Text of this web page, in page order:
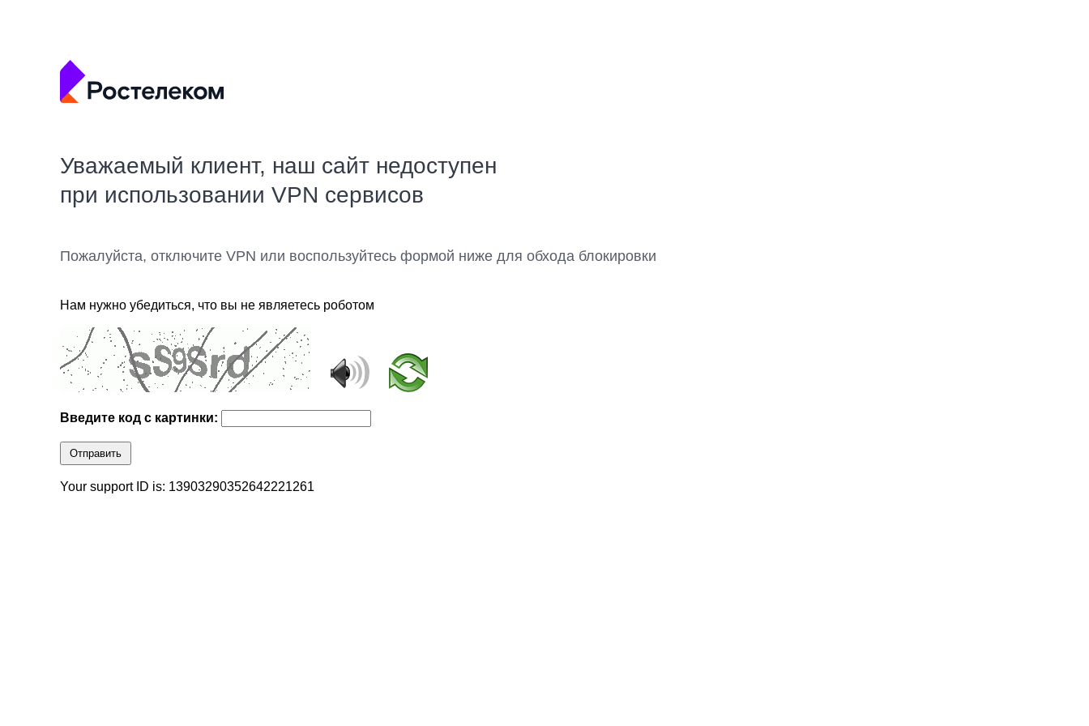
Уважаемый клиент, наш сайт недоступен
при использовании VPN сервисов
Пожалуйста, отключите VPN или воспользуйтесь формой ниже для обхода блокировки
Нам нужно убедиться, что вы не являетесь роботом
Введите код с картинки:
Отправить
Your support ID is: 13903290352642221261